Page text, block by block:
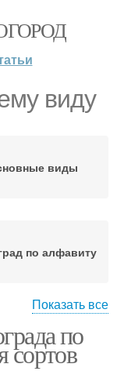
виду
виды
по алфавиту
Показать все
по
сортов